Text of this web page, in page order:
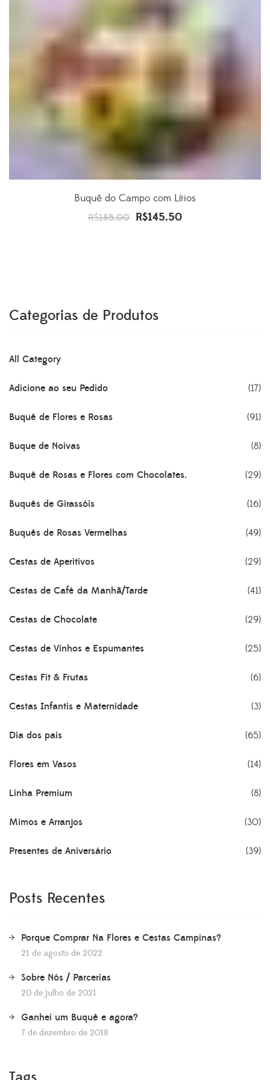
Buquê do Campo com Lírios
R$185.00
O
R$145.50O
Categorias de Produtos
All Category
Adicione ao seu Pedido (17)
Buquê de Flores e Rosas (91)
Buque de Noivas (8)
Buquê de Rosas e Flores com Chocolates. (29)
Buquês de Girassóis (16)
Buquês de Rosas Vermelhas (49)
Cestas de Aperitivos (29)
Cestas de Café da Manhã/Tarde (41)
Cestas de Chocolate (29)
Cestas de Vinhos e Espumantes (25)
Cestas Fit & Frutas (6)
Cestas Infantis e Maternidade (3)
Dia dos pais (65)
Flores em Vasos (14)
Linha Premium (8)
Mimos e Arranjos (30)
Presentes de Aniversário (39)
Posts Recentes
Porque Comprar Na Flores e Cestas Campinas?
21 de agosto de 2022
Sobre Nós / Parcerias
20 de julho de 2021
Ganhei um Buquê e agora?
7 de dezembro de 2018